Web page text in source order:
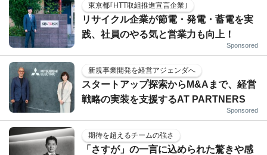
東京都｢HTT取組推進宣言企業｣
リサイクル企業が節電・発電・蓄電を実
践、社員のやる気と営業力も向上！
Sponsored
新規事業開発を経営アジェンダへ
スタートアップ探索からM&Aまで、経営
戦略の実装を支援するAT PARTNERS
Sponsored
期待を超えるチームの強さ
「さすが」の一言に込められた驚きや感